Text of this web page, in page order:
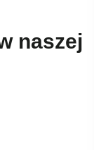
naszej